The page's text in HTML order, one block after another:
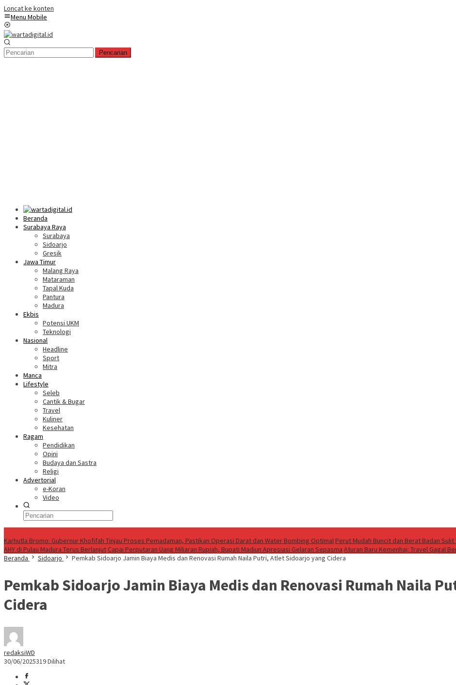
Loncat ke konten
Menu Mobile
Pencarian
Beranda
Surabaya Raya
Surabaya
Sidoarjo
Gresik
Jawa Timur
Malang Raya
Mataraman
Tapal Kuda
Pantura
Madura
Ekbis
Potensi UKM
Teknologi
Nasional
Headline
Sport
Mitra
Manca
Lifestyle
Seleb
Cantik & Bugar
Travel
Kuliner
Kesehatan
Ragam
Pendidikan
Opini
Budaya dan Sastra
Religi
Advertorial
e-Koran
Video
Karhutla Bromo: Gubernur Khofifah Tinjau Proses Pemadaman, Pastikan Operasi Darat dan Water Bombing OptimalPerut Mudah Buncit dan Berat Badan
AHY di Pulau Madura Terus BerlanjutCapai Perputaran Uang Miliaran Rupiah, Bupati Madiun Apresiasi Gelaran Sepasma Aturan Baru Kemenhaj: Travel Gagal
Beranda
Sidoarjo Pemkab Sidoarjo Jamin Biaya Medis dan Renovasi Rumah Naila Putri, Atlet Sidoarjo yang Cidera
Pemkab Sidoarjo Jamin Biaya Medis dan Renovasi Rumah Naila
Cidera
redaksiWD
30/06/2025319 Dilihat